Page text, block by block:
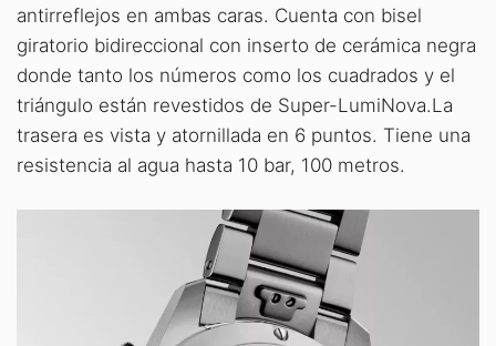
antirreflejos en ambas caras. Cuenta con bisel
giratorio bidireccional con inserto de cerámica negra
donde tanto los números como los cuadrados y el
triángulo están revestidos de Super-LumiNova.La
trasera es vista y atornillada en 6 puntos. Tiene una
resistencia al agua hasta 10 bar, 100 metros.